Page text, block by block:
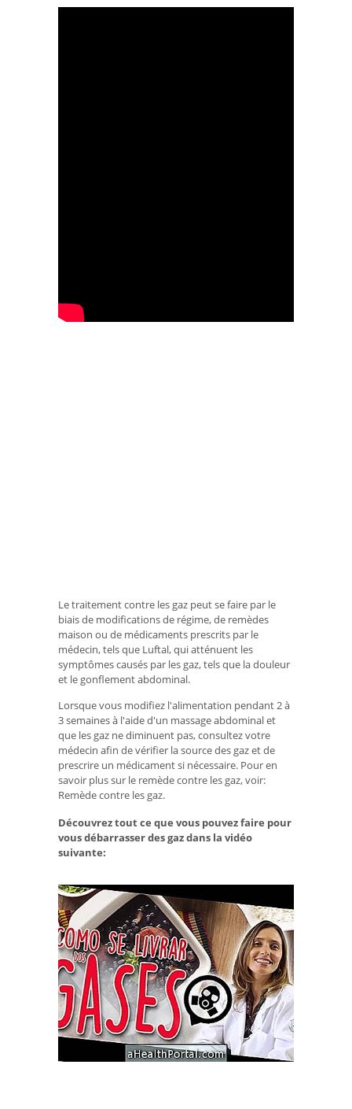
Le traitement contre les gaz peut se faire par le
biais de modifications de régime, de remèdes
maison ou de médicaments prescrits par le
médecin, tels que Luftal, qui atténuent les
symptômes causés par les gaz, tels que la douleur
et le gonflement abdominal.
Lorsque vous modifiez l'alimentation pendant 2 à
3 semaines à l'aide d'un massage abdominal et
que les gaz ne diminuent pas, consultez votre
médecin afin de vérifier la source des gaz et de
prescrire un médicament si nécessaire. Pour en
savoir plus sur le remède contre les gaz, voir:
Remède contre les gaz.
Découvrez tout ce que vous pouvez faire pour
vous débarrasser des gaz dans la vidéo
suivante: